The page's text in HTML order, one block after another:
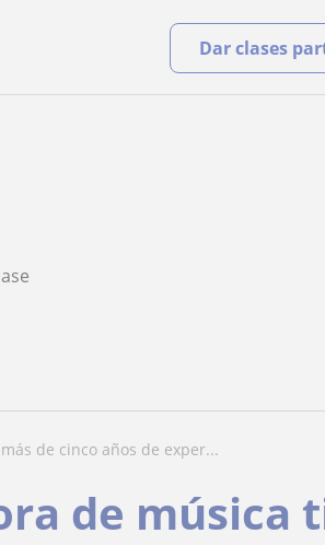
Dar clases
de cinco años de exper...
de música